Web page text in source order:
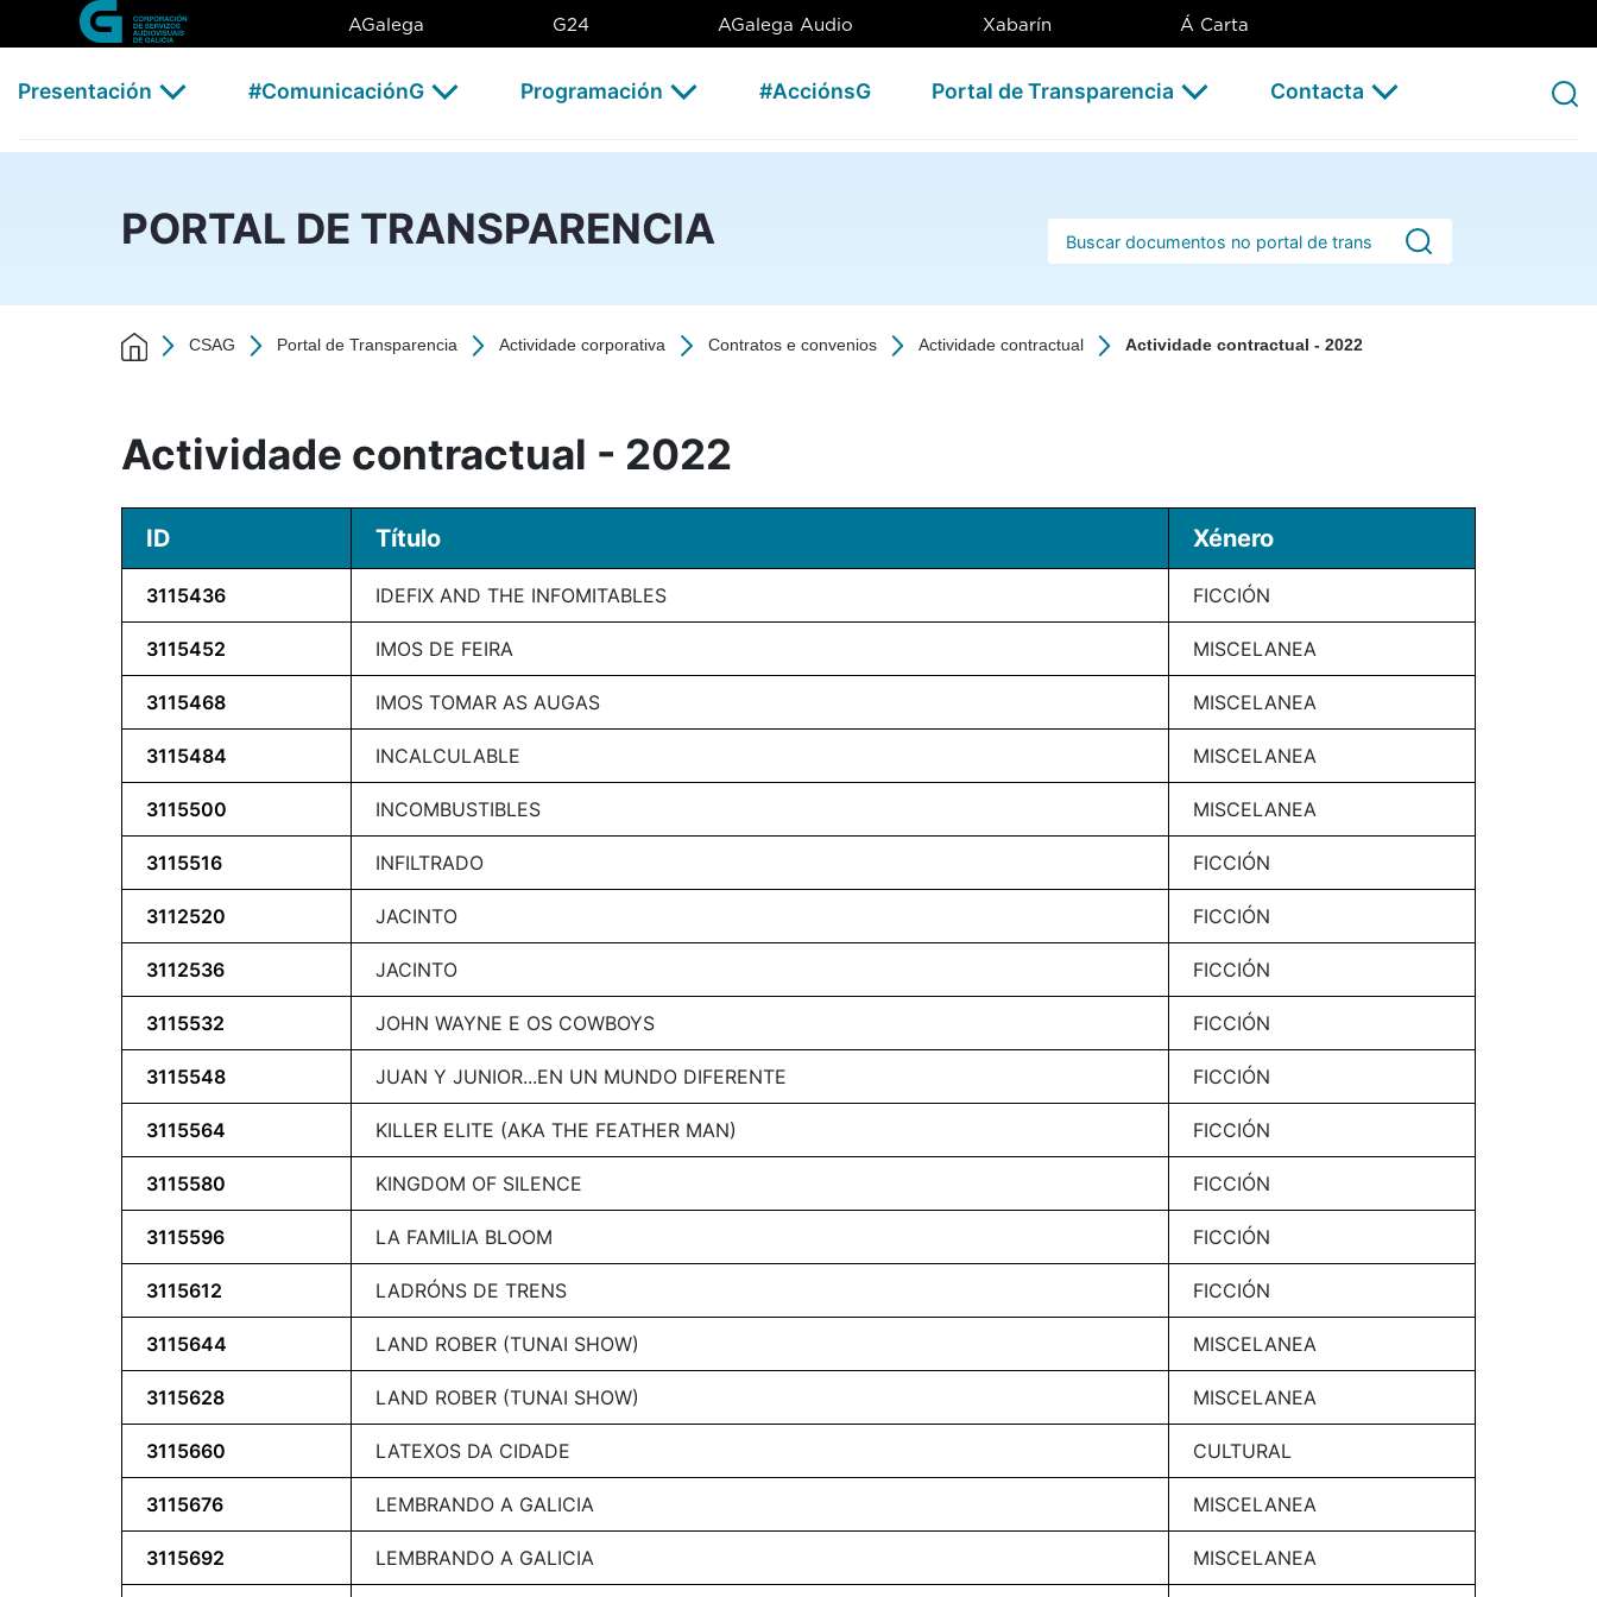
Skip to Main Content
Actividade contractual - 2022 - CSAG
AGalega G24 AGalega Audio Xabarín Á Carta
Presentación #ComunicaciónG Programación #AcciónsG Portal de Transparencia Contacta
PORTAL DE TRANSPARENCIA Barra de busca
CSAG Portal de Transparencia Actividade corporativa Contratos e convenios Actividade contractual Actividade contractual - 2022
Actividade contractual - 2022
ID Título Xénero
3115436 IDEFIX AND THE INFOMITABLES FICCIÓN
3115452 IMOS DE FEIRA MISCELANEA
3115468 IMOS TOMAR AS AUGAS MISCELANEA
3115484 INCALCULABLE MISCELANEA
3115500 INCOMBUSTIBLES MISCELANEA
3115516 INFILTRADO FICCIÓN
3112520 JACINTO FICCIÓN
3112536 JACINTO FICCIÓN
3115532 JOHN WAYNE E OS COWBOYS FICCIÓN
3115548 JUAN Y JUNIOR...EN UN MUNDO DIFERENTE FICCIÓN
3115564 KILLER ELITE (AKA THE FEATHER MAN) FICCIÓN
3115580 KINGDOM OF SILENCE FICCIÓN
3115596 LA FAMILIA BLOOM FICCIÓN
3115612 LADRÓNS DE TRENS FICCIÓN
3115644 LAND ROBER (TUNAI SHOW) MISCELANEA
3115628 LAND ROBER (TUNAI SHOW) MISCELANEA
3115660 LATEXOS DA CIDADE CULTURAL
3115676 LEMBRANDO A GALICIA MISCELANEA
3115692 LEMBRANDO A GALICIA MISCELANEA